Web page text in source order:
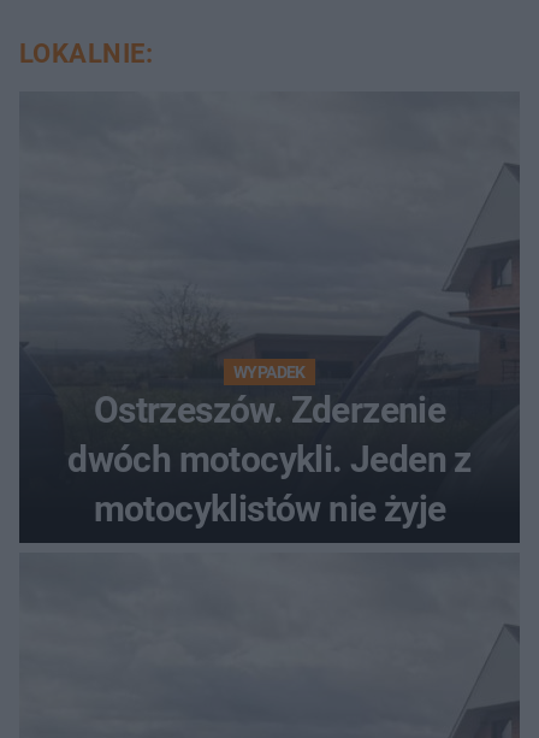
LOKALNIE:
WYPADEK
Ostrzeszów. Zderzenie
dwóch motocykli. Jeden z
motocyklistów nie żyje